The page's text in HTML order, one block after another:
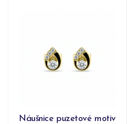
Náušnice puzetové motiv